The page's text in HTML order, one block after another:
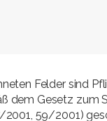
Felder sind
dem Gesetz
2001, 59/2001)